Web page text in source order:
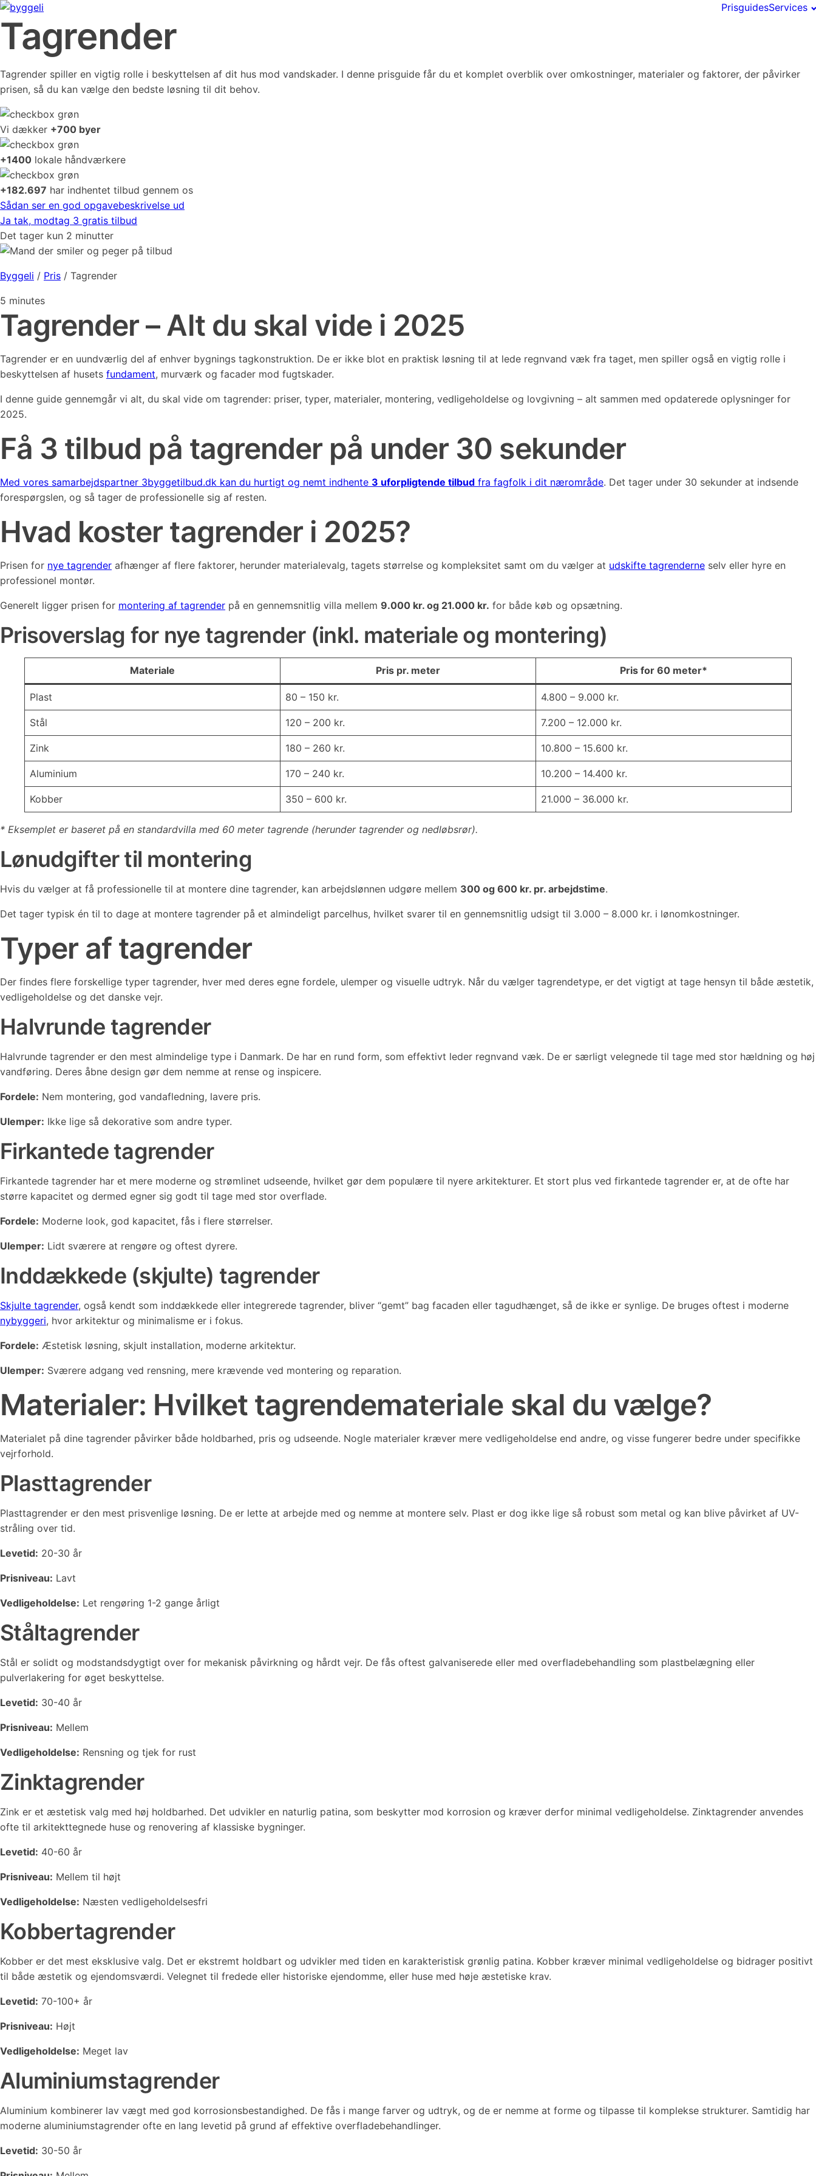
PrisguidesServices
Tagrender
Tagrender spiller en vigtig rolle i beskyttelsen af dit hus mod vandskader. I denne prisguide får du et komplet overblik over omkostninger, materialer og faktorer, der påvirker
prisen, så du kan vælge den bedste løsning til dit behov.
Vi dækker +700 byer
+1400 lokale håndværkere
+182.697 har indhentet tilbud gennem os
Sådan ser en god opgavebeskrivelse ud
Ja tak, modtag 3 gratis tilbud
Det tager kun 2 minutter
Byggeli / Pris / Tagrender
5 minutes
Tagrender – Alt du skal vide i 2025
Tagrender er en uundværlig del af enhver bygnings tagkonstruktion. De er ikke blot en praktisk løsning til at lede regnvand væk fra taget, men spiller også en vigtig rolle i
beskyttelsen af husets fundament, murværk og facader mod fugtskader.
I denne guide gennemgår vi alt, du skal vide om tagrender: priser, typer, materialer, montering, vedligeholdelse og lovgivning – alt sammen med opdaterede oplysninger for
2025.
Få 3 tilbud på tagrender på under 30 sekunder
Med vores samarbejdspartner 3byggetilbud.dk kan du hurtigt og nemt indhente 3 uforpligtende tilbud fra fagfolk i dit nærområde. Det tager under 30 sekunder at indsende
forespørgslen, og så tager de professionelle sig af resten.
Hvad koster tagrender i 2025?
Prisen for nye tagrender afhænger af flere faktorer, herunder materialevalg, tagets størrelse og kompleksitet samt om du vælger at udskifte tagrenderne selv eller hyre en
professionel montør.
Generelt ligger prisen for montering af tagrender på en gennemsnitlig villa mellem 9.000 kr. og 21.000 kr. for både køb og opsætning.
Prisoverslag for nye tagrender (inkl. materiale og montering)
Materiale Pris pr. meter Pris for 60 meter*
Plast 80 – 150 kr. 4.800 – 9.000 kr.
Stål 120 – 200 kr. 7.200 – 12.000 kr.
Zink 180 – 260 kr. 10.800 – 15.600 kr.
Aluminium 170 – 240 kr. 10.200 – 14.400 kr.
Kobber 350 – 600 kr. 21.000 – 36.000 kr.
* Eksemplet er baseret på en standardvilla med 60 meter tagrende (herunder tagrender og nedløbsrør).
Lønudgifter til montering
Hvis du vælger at få professionelle til at montere dine tagrender, kan arbejdslønnen udgøre mellem 300 og 600 kr. pr. arbejdstime.
Det tager typisk én til to dage at montere tagrender på et almindeligt parcelhus, hvilket svarer til en gennemsnitlig udsigt til 3.000 – 8.000 kr. i lønomkostninger.
Typer af tagrender
Der findes flere forskellige typer tagrender, hver med deres egne fordele, ulemper og visuelle udtryk. Når du vælger tagrendetype, er det vigtigt at tage hensyn til både æstetik,
vedligeholdelse og det danske vejr.
Halvrunde tagrender
Halvrunde tagrender er den mest almindelige type i Danmark. De har en rund form, som effektivt leder regnvand væk. De er særligt velegnede til tage med stor hældning og høj
vandføring. Deres åbne design gør dem nemme at rense og inspicere.
Fordele: Nem montering, god vandafledning, lavere pris.
Ulemper: Ikke lige så dekorative som andre typer.
Firkantede tagrender
Firkantede tagrender har et mere moderne og strømlinet udseende, hvilket gør dem populære til nyere arkitekturer. Et stort plus ved firkantede tagrender er, at de ofte har
større kapacitet og dermed egner sig godt til tage med stor overflade.
Fordele: Moderne look, god kapacitet, fås i flere størrelser.
Ulemper: Lidt sværere at rengøre og oftest dyrere.
Inddækkede (skjulte) tagrender
Skjulte tagrender, også kendt som inddækkede eller integrerede tagrender, bliver “gemt” bag facaden eller tagudhænget, så de ikke er synlige. De bruges oftest i moderne
nybyggeri, hvor arkitektur og minimalisme er i fokus.
Fordele: Æstetisk løsning, skjult installation, moderne arkitektur.
Ulemper: Sværere adgang ved rensning, mere krævende ved montering og reparation.
Materialer: Hvilket tagrendemateriale skal du vælge?
Materialet på dine tagrender påvirker både holdbarhed, pris og udseende. Nogle materialer kræver mere vedligeholdelse end andre, og visse fungerer bedre under specifikke
vejrforhold.
Plasttagrender
Plasttagrender er den mest prisvenlige løsning. De er lette at arbejde med og nemme at montere selv. Plast er dog ikke lige så robust som metal og kan blive påvirket af UV-
stråling over tid.
Levetid: 20-30 år
Prisniveau: Lavt
Vedligeholdelse: Let rengøring 1-2 gange årligt
Ståltagrender
Stål er solidt og modstandsdygtigt over for mekanisk påvirkning og hårdt vejr. De fås oftest galvaniserede eller med overfladebehandling som plastbelægning eller
pulverlakering for øget beskyttelse.
Levetid: 30-40 år
Prisniveau: Mellem
Vedligeholdelse: Rensning og tjek for rust
Zinktagrender
Zink er et æstetisk valg med høj holdbarhed. Det udvikler en naturlig patina, som beskytter mod korrosion og kræver derfor minimal vedligeholdelse. Zinktagrender anvendes
ofte til arkitekttegnede huse og renovering af klassiske bygninger.
Levetid: 40-60 år
Prisniveau: Mellem til højt
Vedligeholdelse: Næsten vedligeholdelsesfri
Kobbertagrender
Kobber er det mest eksklusive valg. Det er ekstremt holdbart og udvikler med tiden en karakteristisk grønlig patina. Kobber kræver minimal vedligeholdelse og bidrager positivt
til både æstetik og ejendomsværdi. Velegnet til fredede eller historiske ejendomme, eller huse med høje æstetiske krav.
Levetid: 70-100+ år
Prisniveau: Højt
Vedligeholdelse: Meget lav
Aluminiumstagrender
Aluminium kombinerer lav vægt med god korrosionsbestandighed. De fås i mange farver og udtryk, og de er nemme at forme og tilpasse til komplekse strukturer. Samtidig har
moderne aluminiumstagrender ofte en lang levetid på grund af effektive overfladebehandlinger.
Levetid: 30-50 år